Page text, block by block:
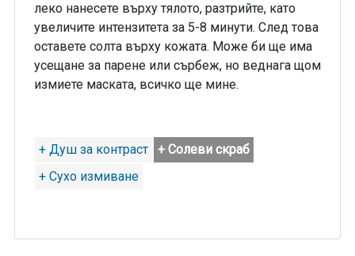
леко нанесете върху тялото, разтрийте, като
увеличите интензитета за 5-8 минути. След това
оставете солта върху кожата. Може би ще има
усещане за парене или сърбеж, но веднага щом
измиете маската, всичко ще мине.
+ Душ за контраст
+ Солеви скраб
+ Сухо измиване